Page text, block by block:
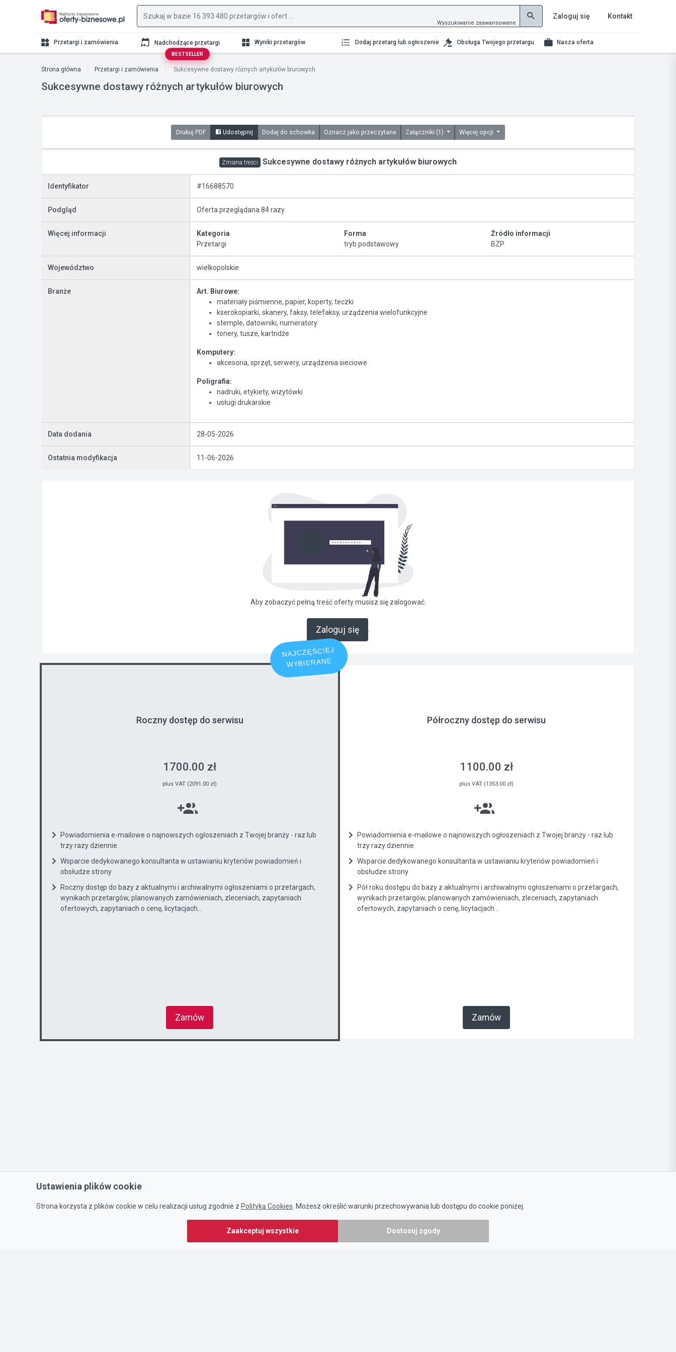
Wyszukiwanie zaawansowane
Zaloguj się Kontakt
Przetargi i zamówienia Nadchodzące przetargi
BESTSELLER
Wyniki przetargów Dodaj przetarg lub ogłoszenie Obsługa Twojego przetargu Nasza oferta
Strona główna Przetargi i zamówienia Sukcesywne dostawy różnych artykułów biurowych
Sukcesywne dostawy różnych artykułów biurowych
Prześwietl dokumentację
Drukuj PDF Udostępnij Dodaj do schowka Oznacz jako przeczytane Załączniki (1) Więcej opcji
Zmiana treści Sukcesywne dostawy różnych artykułów biurowych
Identyfikator #16688570
Podgląd Oferta przeglądana 84 razy
Więcej informacji
Kategoria
Przetargi
Forma
tryb podstawowy
Źródło informacji
BZP
Województwo wielkopolskie
Branże
Art. Biurowe:
materiały piśmienne, papier, koperty, teczki
kserokopiarki, skanery, faksy, telefaksy, urządzenia wielofunkcyjne
stemple, datowniki, numeratory
tonery, tusze, kartridże
Komputery:
akcesoria, sprzęt, serwery, urządzenia sieciowe
Poligrafia:
nadruki, etykiety, wizytówki
usługi drukarskie
Data dodania 28-05-2026
Ostatnia modyfikacja 11-06-2026
Aby zobaczyć pełną treść oferty musisz się zalogować.
Zaloguj się
NAJCZĘŚCIEJ
WYBIERANE
Roczny dostęp do serwisu
1700.00 zł
plus VAT (2091.00 zł)
Powiadomienia e-mailowe o najnowszych ogłoszeniach z Twojej branży - raz lub
trzy razy dziennie
Wsparcie dedykowanego konsultanta w ustawianiu kryteriów powiadomień i
obsłudze strony
Roczny dostęp do bazy z aktualnymi i archiwalnymi ogłoszeniami o przetargach,
wynikach przetargów, planowanych zamówieniach, zleceniach, zapytaniach
ofertowych, zapytaniach o cenę, licytacjach...
Zamów
Półroczny dostęp do serwisu
1100.00 zł
plus VAT (1353.00 zł)
Powiadomienia e-mailowe o najnowszych ogłoszeniach z Twojej branży - raz lub
trzy razy dziennie
Wsparcie dedykowanego konsultanta w ustawianiu kryteriów powiadomień i
obsłudze strony
Pół roku dostępu do bazy z aktualnymi i archiwalnymi ogłoszeniami o przetargach,
wynikach przetargów, planowanych zamówieniach, zleceniach, zapytaniach
ofertowych, zapytaniach o cenę, licytacjach...
Zamów
Ustawienia plików cookie
Strona korzysta z plików cookie w celu realizacji usług zgodnie z Polityką Cookies . Możesz określić warunki przechowywania lub dostępu do cookie poniżej.
Zaakceptuj wszystkie Dostosuj zgody